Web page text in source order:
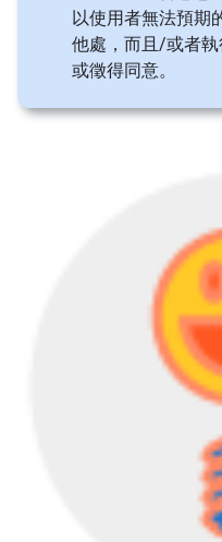
以使用者無法預期
他處，而且/或者
或徵得同意。